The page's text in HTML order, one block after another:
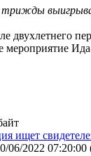
двухлетнего
мероприятие
ищет
06/2022 07:20:00